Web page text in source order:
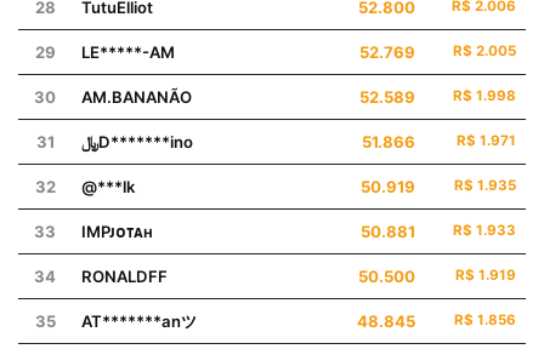
28 TutuElliot 52.800 R$ 2.006
29 LE*****-AM 52.769 R$ 2.005
30 AM.BANANÃO 52.589 R$ 1.998
31 ﷼D*******ino 51.866 R$ 1.971
32 @***lk 50.919 R$ 1.935
33 IMPㅤᴊᴏᴛᴀʜ 50.881 R$ 1.933
34 RONALDㅤㅤㅤFF 50.500 R$ 1.919
35 AT*******anツ 48.845 R$ 1.856